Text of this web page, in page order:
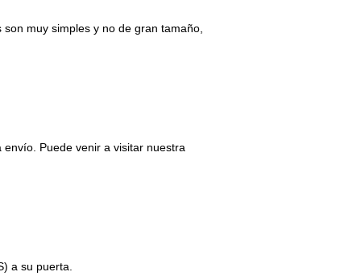
muy simples y no de gran tamaño,
Puede venir a visitar nuestra
a su puerta.